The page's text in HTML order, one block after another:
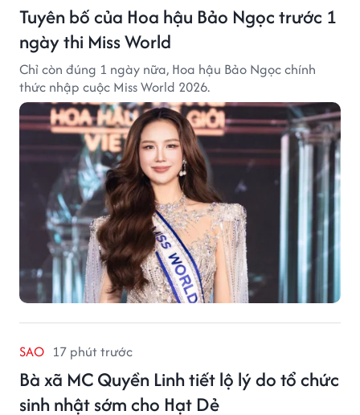
Tuyên bố của Hoa hậu Bảo Ngọc trước 1
ngày thi Miss World
Chỉ còn đúng 1 ngày nữa, Hoa hậu Bảo Ngọc chính
thức nhập cuộc Miss World 2026.
SAO 17 phút trước
Bà xã MC Quyền Linh tiết lộ lý do tổ chức
sinh nhật sớm cho Hạt Dẻ